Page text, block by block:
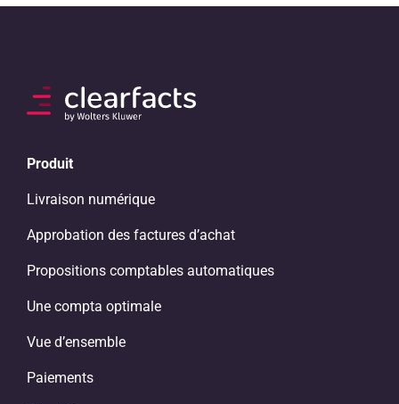
Produit
Livraison numérique
Approbation des factures d’achat
Propositions comptables automatiques
Une compta optimale
Vue d’ensemble
Paiements